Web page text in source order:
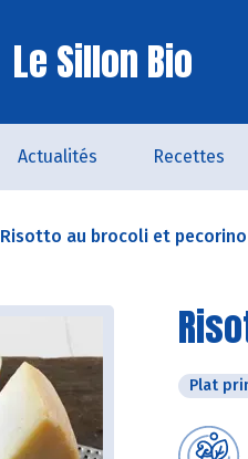
Le Sillon Bio
Actualités Recettes
Risotto au brocoli et pecorino
Plat